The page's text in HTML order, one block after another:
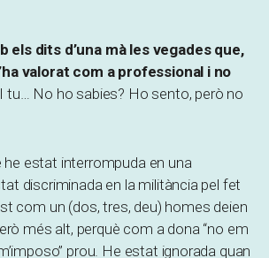
els dits d’una mà les vegades que,
valorat com a professional i no
tu… No ho sabies? Ho sento, però no
he estat interrompuda en una
discriminada en la militància pel fet
com un (dos, tres, deu) homes deien
més alt, perquè com a dona “no em
prou. He estat ignorada quan